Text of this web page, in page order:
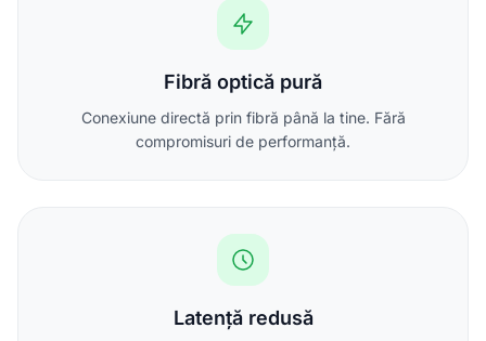
Fibră optică pură
Conexiune directă prin fibră până la tine. Fără
compromisuri de performanță.
Latență redusă